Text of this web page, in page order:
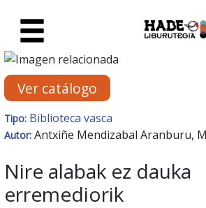
Ficha de
Ver catálogo
Tipo: Biblioteca vasca
Autor: Antxiñe Mendizabal Aranburu,
Nire alabak ez dauka
erremediorik